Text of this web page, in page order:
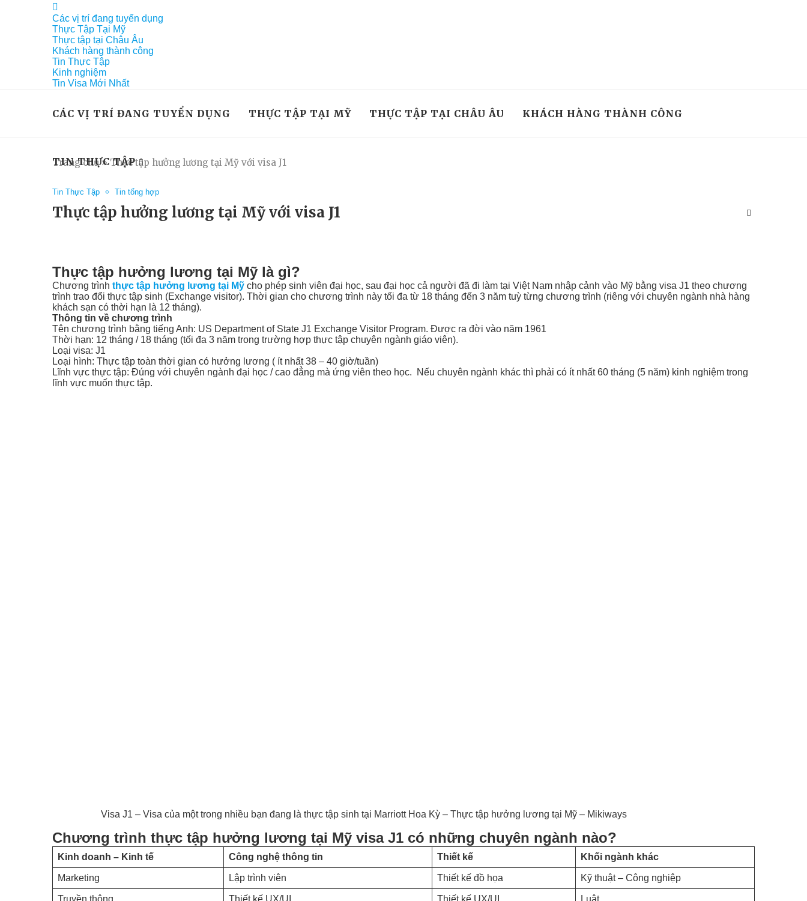
Các vị trí đang tuyển dụng
Thực Tập Tại Mỹ
Thực tập tại Châu Âu
Khách hàng thành công
Tin Thực Tập
Kinh nghiệm
Tin Visa Mới Nhất
CÁC VỊ TRÍ ĐANG TUYỂN DỤNG THỰC TẬP TẠI MỸ THỰC TẬP TẠI CHÂU ÂU KHÁCH HÀNG THÀNH CÔNG
TIN THỰC TẬP
Trang chủ»Thực tập hưởng lương tại Mỹ với visa J1
Tin Thực Tập Tin tổng hợp
Thực tập hưởng lương tại Mỹ với visa J1
Thực tập hưởng lương tại Mỹ là gì?
Chương trình thực tập hưởng lương tại Mỹ cho phép sinh viên đại học, sau đại học cả người đã đi làm tại Việt Nam nhập cảnh vào Mỹ bằng visa J1 theo chương
trình trao đổi thực tập sinh (Exchange visitor). Thời gian cho chương trình này tối đa từ 18 tháng đến 3 năm tuỳ từng chương trình (riêng với chuyên ngành nhà hàng
khách sạn có thời hạn là 12 tháng).
Thông tin về chương trình
Tên chương trình bằng tiếng Anh: US Department of State J1 Exchange Visitor Program. Được ra đời vào năm 1961
Thời hạn: 12 tháng / 18 tháng (tối đa 3 năm trong trường hợp thực tập chuyên ngành giáo viên).
Loại visa: J1
Loại hình: Thực tập toàn thời gian có hưởng lương ( ít nhất 38 – 40 giờ/tuần)
Lĩnh vực thực tập: Đúng với chuyên ngành đại học / cao đẳng mà ứng viên theo học. Nếu chuyên ngành khác thì phải có ít nhất 60 tháng (5 năm) kinh nghiệm trong
lĩnh vực muốn thực tập.
Visa J1 – Visa của một trong nhiều bạn đang là thực tập sinh tại Marriott Hoa Kỳ – Thực tập hưởng lương tại Mỹ – Mikiways
Chương trình thực tập hưởng lương tại Mỹ visa J1 có những chuyên ngành nào?
Kinh doanh – Kinh tế Công nghệ thông tin Thiết kế Khối ngành khác
Marketing Lập trình viên Thiết kế đồ họa Kỹ thuật – Công nghiệp
Truyền thông Thiết kế UX/UI Thiết kế UX/UI Luật